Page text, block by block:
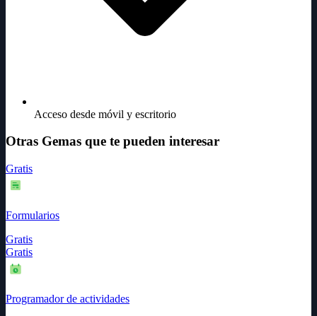
Acceso desde móvil y escritorio
Otras Gemas que te pueden interesar
Gratis
Formularios
Gratis
Gratis
Programador de actividades